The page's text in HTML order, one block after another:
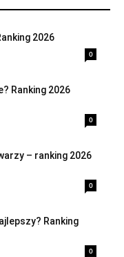
2026
0
Ranking 2026
0
– ranking 2026
0
Ranking
0